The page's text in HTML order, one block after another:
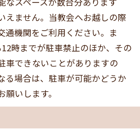
えません。当教会へお越しの際
通機関をご利用ください。ま
時までが駐車禁止のほか、その
車できないことがありますの
る場合は、駐車が可能かどうか
いします。